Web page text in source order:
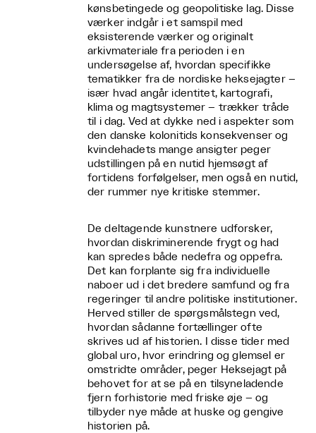
kønsbetingede og geopolitiske lag. Disse
værker indgår i et samspil med
eksisterende værker og originalt
arkivmateriale fra perioden i en
undersøgelse af, hvordan specifikke
tematikker fra de nordiske heksejagter –
især hvad angår identitet, kartografi,
klima og magtsystemer – trækker tråde
til i dag. Ved at dykke ned i aspekter som
den danske kolonitids konsekvenser og
kvindehadets mange ansigter peger
udstillingen på en nutid hjemsøgt af
fortidens forfølgelser, men også en nutid,
der rummer nye kritiske stemmer.
De deltagende kunstnere udforsker,
hvordan diskriminerende frygt og had
kan spredes både nedefra og oppefra.
Det kan forplante sig fra individuelle
naboer ud i det bredere samfund og fra
regeringer til andre politiske institutioner.
Herved stiller de spørgsmålstegn ved,
hvordan sådanne fortællinger ofte
skrives ud af historien. I disse tider med
global uro, hvor erindring og glemsel er
omstridte områder, peger Heksejagt på
behovet for at se på en tilsyneladende
fjern forhistorie med friske øje – og
tilbyder nye måde at huske og gengive
historien på.